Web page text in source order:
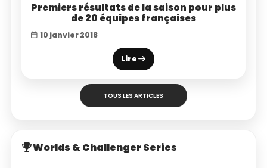
Premiers résultats de la saison pour plus
de 20 équipes françaises
10 janvier 2018
Lire
TOUS LES ARTICLES
Worlds & Challenger Series